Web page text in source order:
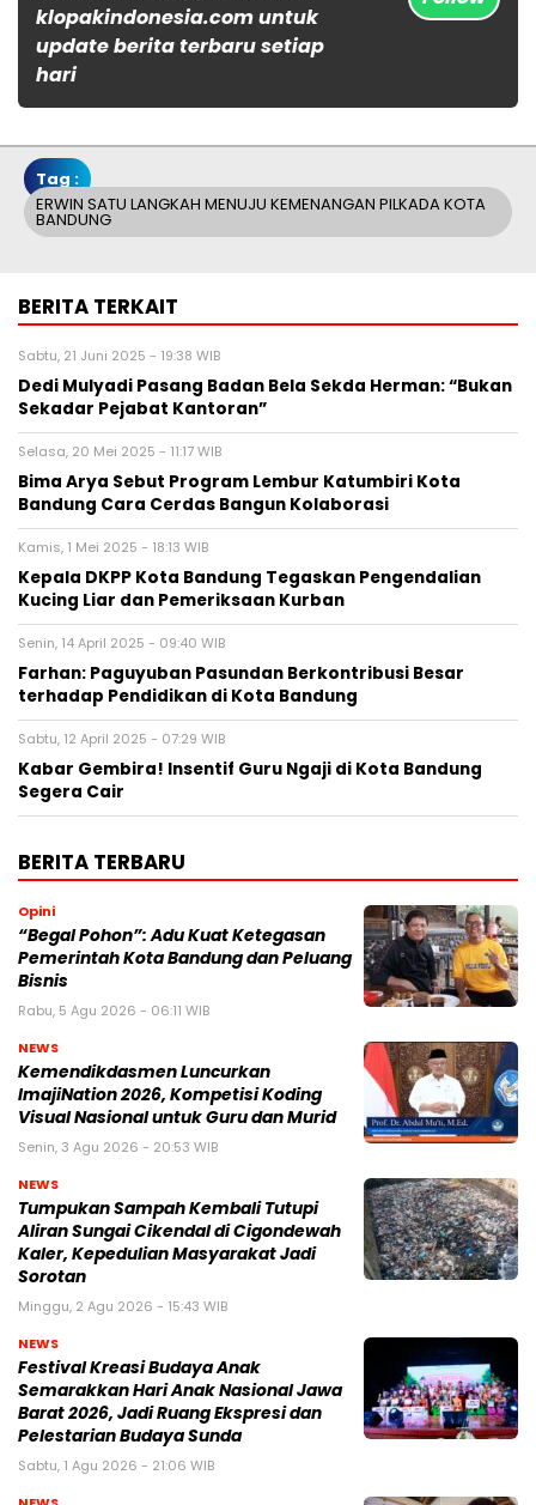
klopakindonesia.com untuk
update berita terbaru setiap
hari
Tag :
ERWIN SATU LANGKAH MENUJU KEMENANGAN PILKADA KOTA
BANDUNG
BERITA TERKAIT
Sabtu, 21 Juni 2025 - 19:38 WIB
Dedi Mulyadi Pasang Badan Bela Sekda Herman: “Bukan
Sekadar Pejabat Kantoran”
Selasa, 20 Mei 2025 - 11:17 WIB
Bima Arya Sebut Program Lembur Katumbiri Kota
Bandung Cara Cerdas Bangun Kolaborasi
Kamis, 1 Mei 2025 - 18:13 WIB
Kepala DKPP Kota Bandung Tegaskan Pengendalian
Kucing Liar dan Pemeriksaan Kurban
Senin, 14 April 2025 - 09:40 WIB
Farhan: Paguyuban Pasundan Berkontribusi Besar
terhadap Pendidikan di Kota Bandung
Sabtu, 12 April 2025 - 07:29 WIB
Kabar Gembira! Insentif Guru Ngaji di Kota Bandung
Segera Cair
BERITA TERBARU
Opini
“Begal Pohon”: Adu Kuat Ketegasan
Pemerintah Kota Bandung dan Peluang
Bisnis
Rabu, 5 Agu 2026 - 06:11 WIB
NEWS
Kemendikdasmen Luncurkan
ImajiNation 2026, Kompetisi Koding
Visual Nasional untuk Guru dan Murid
Senin, 3 Agu 2026 - 20:53 WIB
NEWS
Tumpukan Sampah Kembali Tutupi
Aliran Sungai Cikendal di Cigondewah
Kaler, Kepedulian Masyarakat Jadi
Sorotan
Minggu, 2 Agu 2026 - 15:43 WIB
NEWS
Festival Kreasi Budaya Anak
Semarakkan Hari Anak Nasional Jawa
Barat 2026, Jadi Ruang Ekspresi dan
Pelestarian Budaya Sunda
Sabtu, 1 Agu 2026 - 21:06 WIB